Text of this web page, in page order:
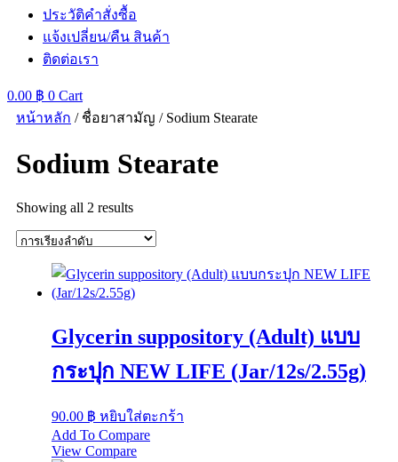
ประวัติคำสั่งซื้อ
แจ้งเปลี่ยน/คืน สินค้า
ติดต่อเรา
0.00 ฿ 0 Cart
หน้าหลัก / ชื่อยาสามัญ / Sodium Stearate
Sodium Stearate
Showing all 2 results
Glycerin suppository (Adult) แบบ
กระปุก NEW LIFE (Jar/12s/2.55g)
90.00 ฿ หยิบใส่ตะกร้า
Add To Compare
View Compare